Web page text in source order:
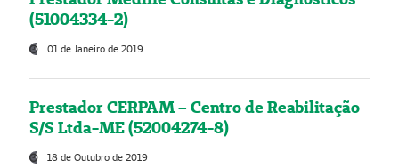
(51004334-2)
01 de Janeiro de 2019
Prestador CERPAM – Centro de Reabilitação
S/S Ltda-ME (52004274-8)
18 de Outubro de 2019